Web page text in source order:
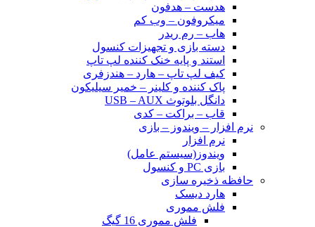
هدست – هدفون
میکروفون – وب کم
هاب – رم ریدر
دسته بازی و تجهیزات کنسول
استند و پایه خنک کننده لپ تاپ
کیف لپ تاپ – هارد – هندزفری
پاک کننده و کلینر – خمیر سیلیکون
دانگل بلوتوث USB – AUX
قاب – براکت – کدی
نرم افزار – ویندوز – بازی
نرم افزار
ویندوز(سیستم عامل)
بازی PC و کنسول
حافظه ذخیره سازی
هارد دیسک
فلش مموری
فلش مموری 16 گیگ